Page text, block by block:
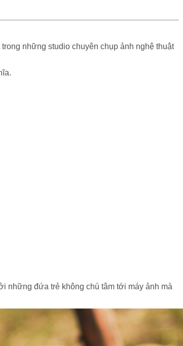
những studio chuyên chụp ảnh nghệ thuật
những đứa trẻ không chú tâm tới máy ảnh mà